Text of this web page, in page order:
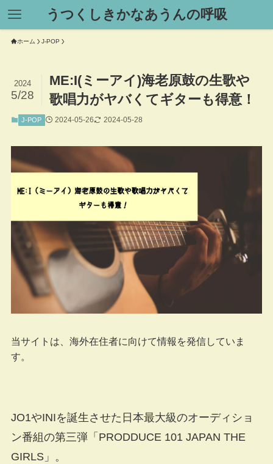
うつくしきかなあうんの呼吸
ホーム J-POP
ME:I(ミーアイ)海老原鼓の生歌や
歌唱力がヤバくてギターも得意！
2024
5/28
J-POP 2024-05-26 2024-05-28
当サイトは、海外在住者に向けて情報を発信していま
す。
JO1やINIを誕生させた日本最大級のオーディショ
ン番組の第三弾「PRODDUCE 101 JAPAN THE
GIRLS」。